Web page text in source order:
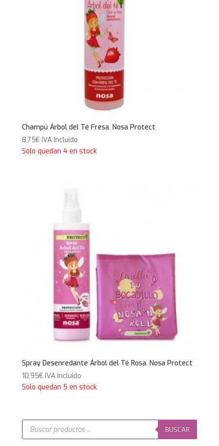
Champú Árbol del Té Fresa. Nosa Protect
8,75€ IVA Incluido
Solo quedan 4 en stock
Spray Desenredante Árbol del Té Rosa. Nosa Protect
10,95€ IVA Incluido
Solo quedan 5 en stock
Búsqueda
productos
BUSCAR